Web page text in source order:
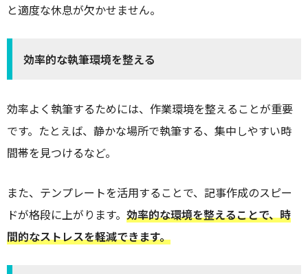
と適度な休息が欠かせません。
効率的な執筆環境を整える
効率よく執筆するためには、作業環境を整えることが重要
です。たとえば、静かな場所で執筆する、集中しやすい時
間帯を見つけるなど。
また、テンプレートを活用することで、記事作成のスピー
ドが格段に上がります。 効率的な環境を整えることで、時
間的なストレスを軽減できます。